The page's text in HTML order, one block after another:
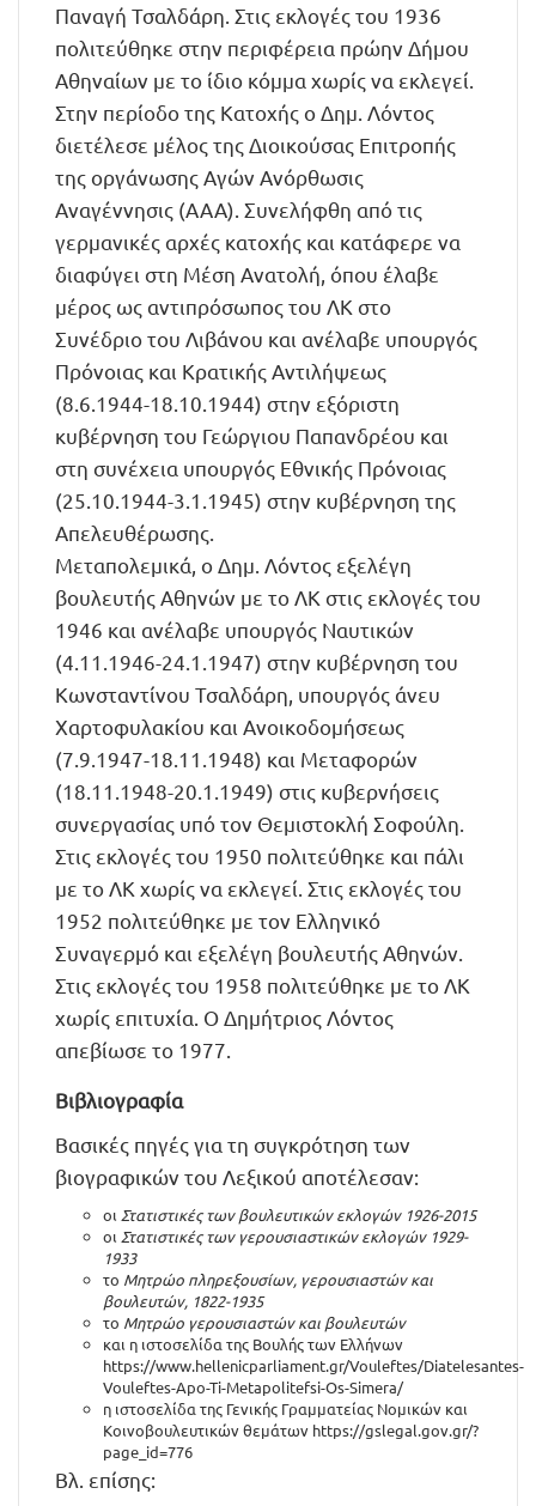
Παναγή Τσαλδάρη. Στις εκλογές του 1936
πολιτεύθηκε στην περιφέρεια πρώην Δήμου
Αθηναίων με το ίδιο κόμμα χωρίς να εκλεγεί.
Στην περίοδο της Κατοχής ο Δημ. Λόντος
διετέλεσε μέλος της Διοικούσας Επιτροπής
της οργάνωσης Αγών Ανόρθωσις
Αναγέννησις (ΑΑΑ). Συνελήφθη από τις
γερμανικές αρχές κατοχής και κατάφερε να
διαφύγει στη Μέση Ανατολή, όπου έλαβε
μέρος ως αντιπρόσωπος του ΛΚ στο
Συνέδριο του Λιβάνου και ανέλαβε υπουργός
Πρόνοιας και Κρατικής Αντιλήψεως
(8.6.1944-18.10.1944) στην εξόριστη
κυβέρνηση του Γεώργιου Παπανδρέου και
στη συνέχεια υπουργός Εθνικής Πρόνοιας
(25.10.1944-3.1.1945) στην κυβέρνηση της
Απελευθέρωσης.
Μεταπολεμικά, ο Δημ. Λόντος εξελέγη
βουλευτής Αθηνών με το ΛΚ στις εκλογές του
1946 και ανέλαβε υπουργός Ναυτικών
(4.11.1946-24.1.1947) στην κυβέρνηση του
Κωνσταντίνου Τσαλδάρη, υπουργός άνευ
Χαρτοφυλακίου και Ανοικοδομήσεως
(7.9.1947-18.11.1948) και Μεταφορών
(18.11.1948-20.1.1949) στις κυβερνήσεις
συνεργασίας υπό τον Θεμιστοκλή Σοφούλη.
Στις εκλογές του 1950 πολιτεύθηκε και πάλι
με το ΛΚ χωρίς να εκλεγεί. Στις εκλογές του
1952 πολιτεύθηκε με τον Ελληνικό
Συναγερμό και εξελέγη βουλευτής Αθηνών.
Στις εκλογές του 1958 πολιτεύθηκε με το ΛΚ
χωρίς επιτυχία. Ο Δημήτριος Λόντος
απεβίωσε το 1977.
Βιβλιογραφία
Βασικές πηγές για τη συγκρότηση των
βιογραφικών του Λεξικού αποτέλεσαν:
οι Στατιστικές των βουλευτικών εκλογών 1926-2015
οι Στατιστικές των γερουσιαστικών εκλογών 1929-
1933
το Μητρώο πληρεξουσίων, γερουσιαστών και
βουλευτών, 1822-1935
το Μητρώο γερουσιαστών και βουλευτών
και η ιστοσελίδα της Βουλής των Ελλήνων
https://www.hellenicparliament.gr/Vouleftes/Diatelesantes-
Vouleftes-Apo-Ti-Metapolitefsi-Os-Simera/
η ιστοσελίδα της Γενικής Γραμματείας Νομικών και
Κοινοβουλευτικών θεμάτων https://gslegal.gov.gr/?
page_id=776
Βλ. επίσης: